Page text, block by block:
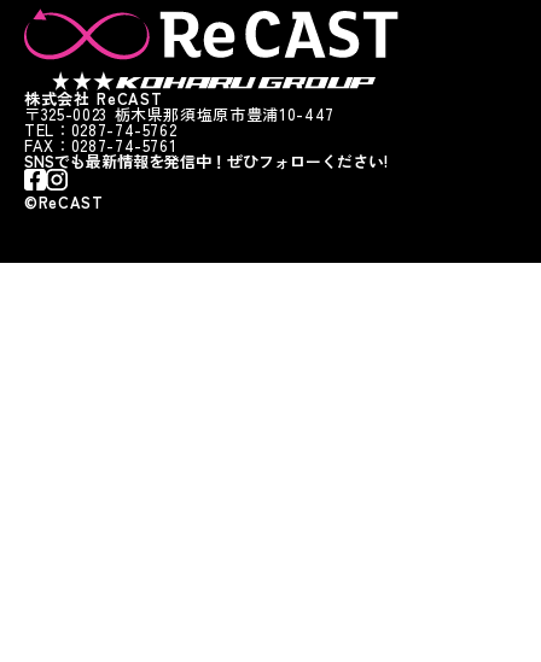
株式会社 ReCAST
〒325-0023 栃木県那須塩原市豊浦10-447
TEL：0287-74-5762
FAX：0287-74-5761
SNSでも最新情報を発信中！ぜひフォローください!
©︎ReCAST